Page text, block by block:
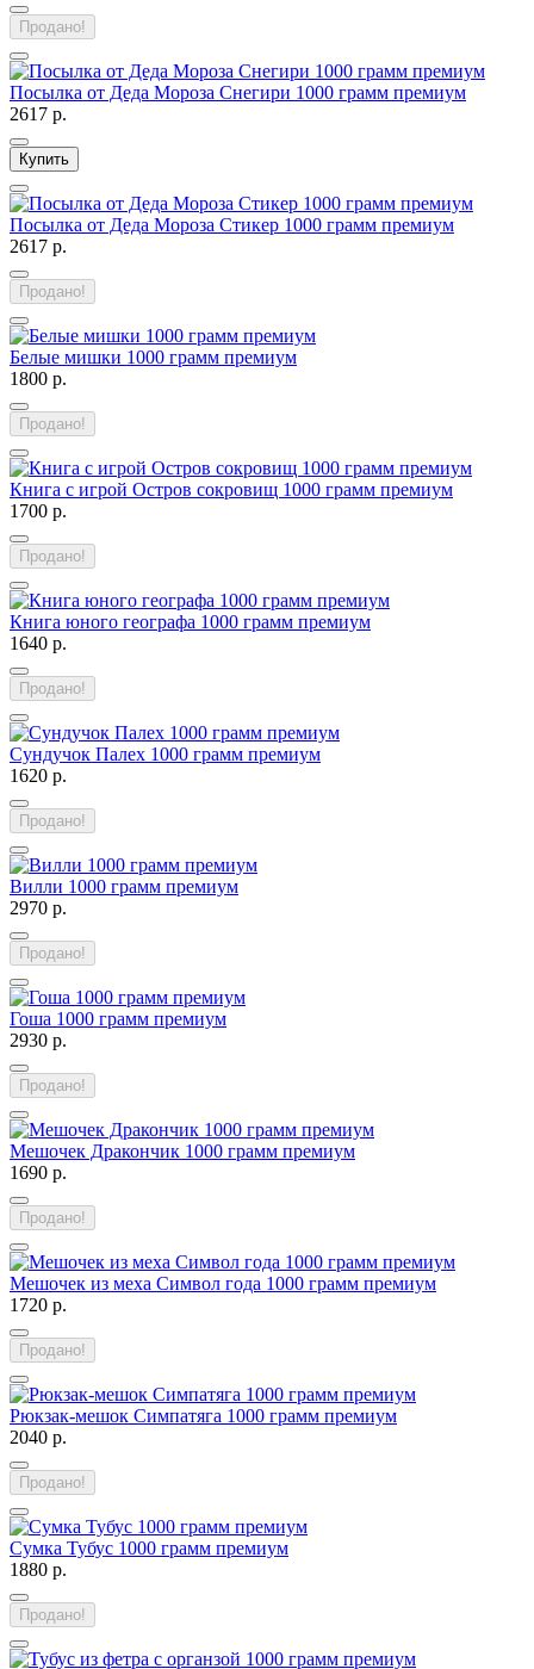
Продано!
Посылка от Деда Мороза Снегири 1000 грамм премиум
2617 р.
Купить
Посылка от Деда Мороза Стикер 1000 грамм премиум
2617 р.
Продано!
Белые мишки 1000 грамм премиум
1800 р.
Продано!
Книга с игрой Остров сокровищ 1000 грамм премиум
1700 р.
Продано!
Книга юного географа 1000 грамм премиум
1640 р.
Продано!
Сундучок Палех 1000 грамм премиум
1620 р.
Продано!
Вилли 1000 грамм премиум
2970 р.
Продано!
Гоша 1000 грамм премиум
2930 р.
Продано!
Мешочек Дракончик 1000 грамм премиум
1690 р.
Продано!
Мешочек из меха Символ года 1000 грамм премиум
1720 р.
Продано!
Рюкзак-мешок Симпатяга 1000 грамм премиум
2040 р.
Продано!
Сумка Тубус 1000 грамм премиум
1880 р.
Продано!